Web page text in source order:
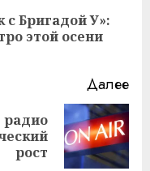
с Бригадой У»:
этой осени
Далее
радио
рост